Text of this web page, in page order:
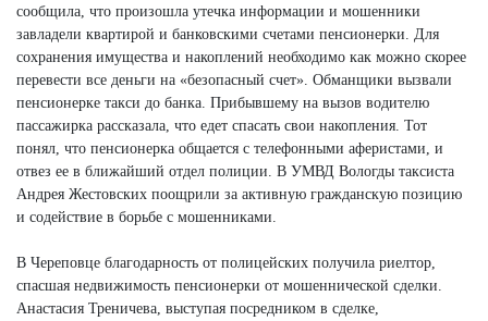
сообщила, что произошла утечка информации и мошенники
завладели квартирой и банковскими счетами пенсионерки. Для
сохранения имущества и накоплений необходимо как можно скорее
перевести все деньги на «безопасный счет». Обманщики вызвали
пенсионерке такси до банка. Прибывшему на вызов водителю
пассажирка рассказала, что едет спасать свои накопления. Тот
понял, что пенсионерка общается с телефонными аферистами, и
отвез ее в ближайший отдел полиции. В УМВД Вологды таксиста
Андрея Жестовских поощрили за активную гражданскую позицию
и содействие в борьбе с мошенниками.
В Череповце благодарность от полицейских получила риелтор,
спасшая недвижимость пенсионерки от мошеннической сделки.
Анастасия Треничева, выступая посредником в сделке,